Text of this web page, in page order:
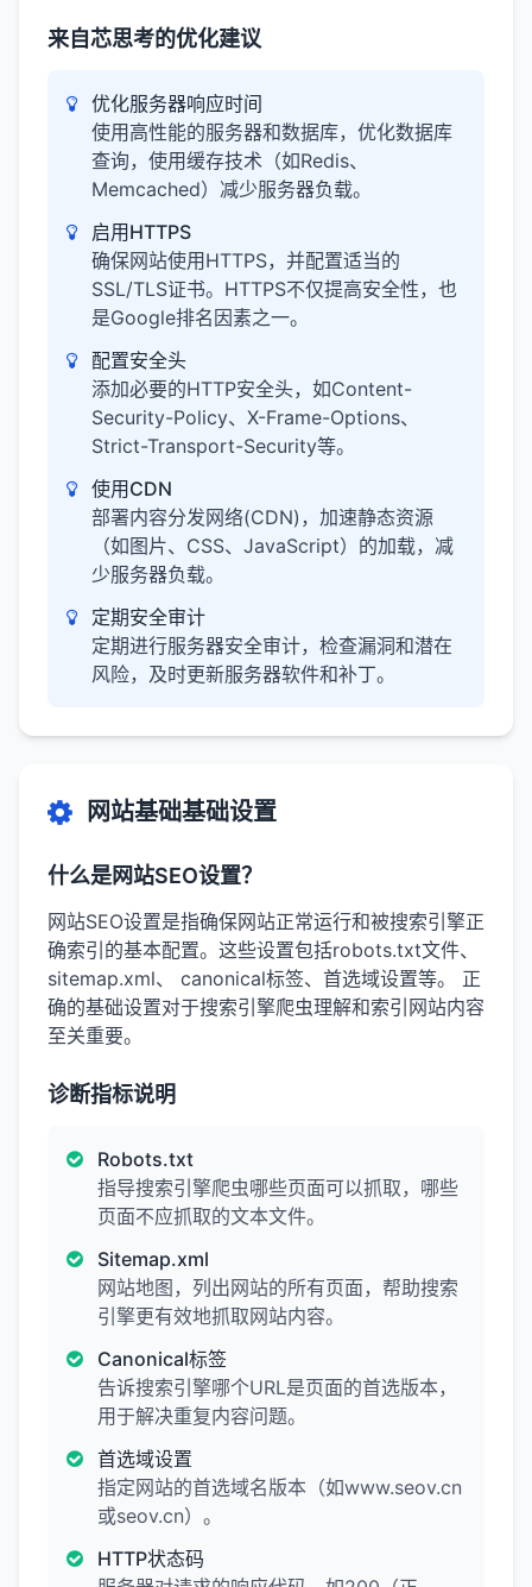
来自芯思考的优化建议
优化服务器响应时间
使用高性能的服务器和数据库，优化数据库
查询，使用缓存技术（如Redis、
Memcached）减少服务器负载。
启用HTTPS
确保网站使用HTTPS，并配置适当的
SSL/TLS证书。HTTPS不仅提高安全性，也
是Google排名因素之一。
配置安全头
添加必要的HTTP安全头，如Content-
Security-Policy、X-Frame-Options、
Strict-Transport-Security等。
使用CDN
部署内容分发网络(CDN)，加速静态资源
（如图片、CSS、JavaScript）的加载，减
少服务器负载。
定期安全审计
定期进行服务器安全审计，检查漏洞和潜在
风险，及时更新服务器软件和补丁。
网站基础基础设置
什么是网站SEO设置？
网站SEO设置是指确保网站正常运行和被搜索引擎正
确索引的基本配置。这些设置包括robots.txt文件、
sitemap.xml、 canonical标签、首选域设置等。 正
确的基础设置对于搜索引擎爬虫理解和索引网站内容
至关重要。
诊断指标说明
Robots.txt
指导搜索引擎爬虫哪些页面可以抓取，哪些
页面不应抓取的文本文件。
Sitemap.xml
网站地图，列出网站的所有页面，帮助搜索
引擎更有效地抓取网站内容。
Canonical标签
告诉搜索引擎哪个URL是页面的首选版本，
用于解决重复内容问题。
首选域设置
指定网站的首选域名版本（如www.seov.cn
或seov.cn）。
HTTP状态码